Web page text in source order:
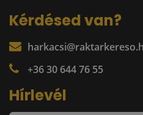
Kérdésed van?
+36 30 644 76 55
Hírlevél